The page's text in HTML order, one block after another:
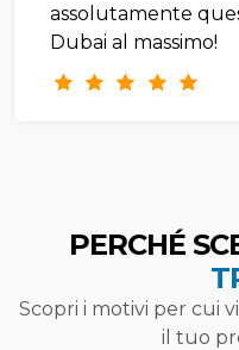
assolutamente
Dubai al massimo!
PERCHÉ
Scopri i motivi per cui
il tuo